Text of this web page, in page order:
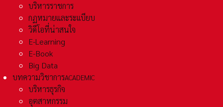
บริหารราชการ
กฏหมายและระเเบียบ
วิดีโอที่น่าสนใจ
E-Learning
E-Book
Big Data
บทความวิชาการACADEMIC
บริหารธุรกิจ
อุตสาหกรรม